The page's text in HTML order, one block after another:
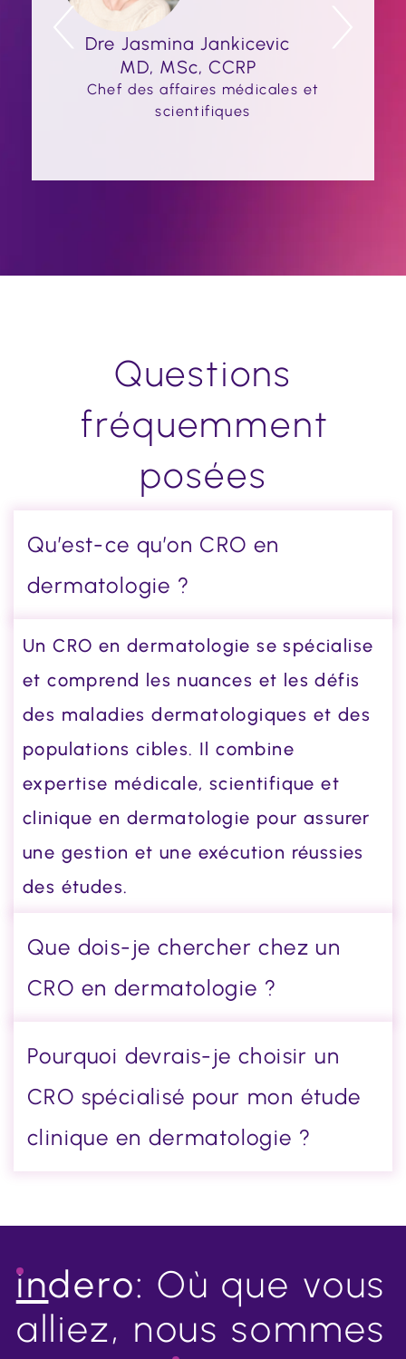
Dre Jasmina Jankicevic
MD, MSc, CCRP
Chef des affaires médicales et
scientifiques
Questions
fréquemment
posées
Qu’est-ce qu’on CRO en
dermatologie ?
Un CRO en dermatologie se spécialise
et comprend les nuances et les défis
des maladies dermatologiques et des
populations cibles. Il combine
expertise médicale, scientifique et
clinique en dermatologie pour assurer
une gestion et une exécution réussies
des études.
Que dois-je chercher chez un
CRO en dermatologie ?
Pourquoi devrais-je choisir un
CRO spécialisé pour mon étude
clinique en dermatologie ?
indero: Où que vous
alliez, nous sommes